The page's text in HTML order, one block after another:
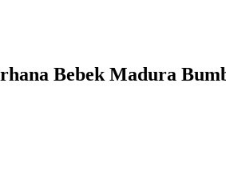
Bebek Madura